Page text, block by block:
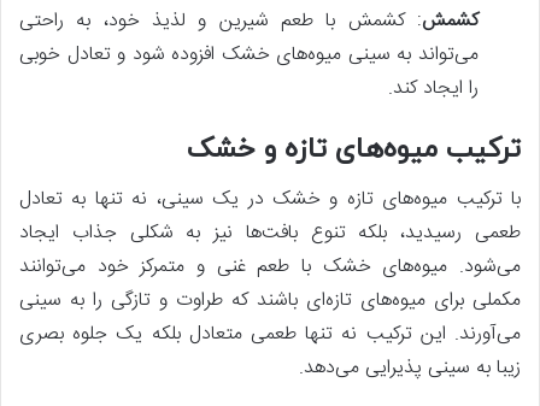
کشمش: کشمش با طعم شیرین و لذیذ خود، به راحتی
می‌تواند به سینی میوه‌های خشک افزوده شود و تعادل خوبی
را ایجاد کند.
ترکیب میوه‌های تازه و خشک
با ترکیب میوه‌های تازه و خشک در یک سینی، نه تنها به تعادل
طعمی رسیدید، بلکه تنوع بافت‌ها نیز به شکلی جذاب ایجاد
می‌شود. میوه‌های خشک با طعم غنی و متمرکز خود می‌توانند
مکملی برای میوه‌های تازه‌ای باشند که طراوت و تازگی را به سینی
می‌آورند. این ترکیب نه تنها طعمی متعادل بلکه یک جلوه بصری
زیبا به سینی پذیرایی می‌دهد.